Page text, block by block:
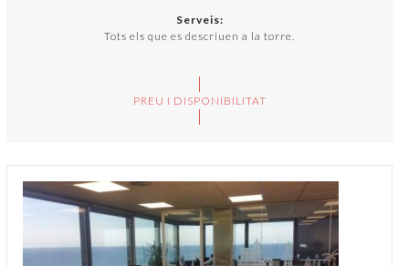
Serveis:
Tots els que es descriuen a la torre.
PREU I DISPONIBILITAT